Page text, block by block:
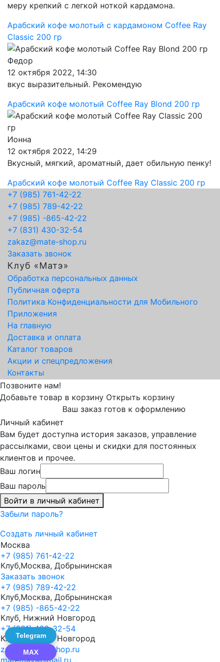
меру крепкий с легкой ноткой кардамона.
Арабский кофе молотый с кардамоном Coffee Ray
Classic 200 гр
Федор
12 октября 2022, 14:30
вкус выразительный. Рекомендую
Арабский кофе молотый Coffee Ray Blond 200 гр
Ионна
12 октября 2022, 14:29
Вкусный, мягкий, ароматный, дает обильную пенку!
Арабский кофе молотый Coffee Ray Classic 200 гр
+7 (985) 761-42-22
+7 (985) 789-42-22
+7 (985) -865-42-22
+7 (831) 430-32-54
zakaz@mate-shop.ru
Заказать звонок
Клуб «Матэ»
Обработка персональных данных
Публичная оферта
Политика Конфиденциальности для Мобильного
Приложения
На главную
Доставка и оплата
Каталог товаров
Акции и спецпредложения
Контакты
Позвоните нам!
Добавьте товар в корзину Открыть корзину
Ваш заказ готов к оформлению
Личный кабинет
Вам будет доступна история заказов, управление
рассылками, свои цены и скидки для постоянных
клиентов и прочее.
Ваш логин
Ваш пароль
Войти в личный кабинет
Забыли пароль?
Создать личный кабинет
Москва
+7 (985) 761-42-22
Клуб,Москва, Добрынинская
Заказать звонок
+7 (985) 789-42-22
Клуб,Москва, Добрынинская
+7 (985) -865-42-22
Клуб, Нижний Новгород
+7 (831) 430-32-54
Клуб, Нижний Новгород
zakaz@mate-shop.ru
matemaya@mail.ru
Telegram
MAX